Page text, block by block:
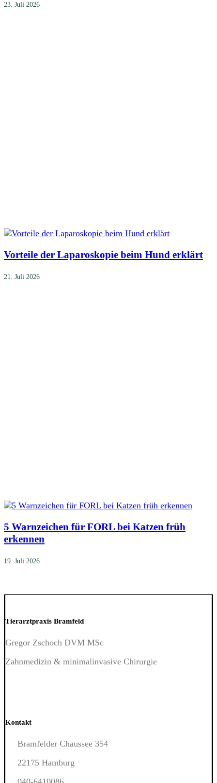
23. Juli 2026
Vorteile der Laparoskopie beim Hund erklärt
21. Juli 2026
5 Warnzeichen für FORL bei Katzen früh
erkennen
19. Juli 2026
Tierarztpraxis Bramfeld
Gregor Zschoch DVM MSc
Zahnmedizin & minimalinvasive Chirurgie
Kontakt
Bramfelder Chaussee 354
22175 Hamburg